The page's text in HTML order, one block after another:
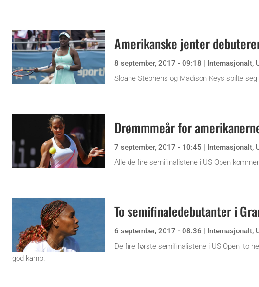
Amerikanske jenter
8 september, 2017 - 09:18 | Internasjonalt,
Sloane Stephens og Madison Keys spilte
Drømmmeår for
7 september, 2017 - 10:45 | Internasjonalt,
Alle de fire semifinalistene i US Open
To semifinaledebutanter i
6 september, 2017 - 08:36 | Internasjonalt,
De fire første semifinalistene i US Open, to
god kamp.